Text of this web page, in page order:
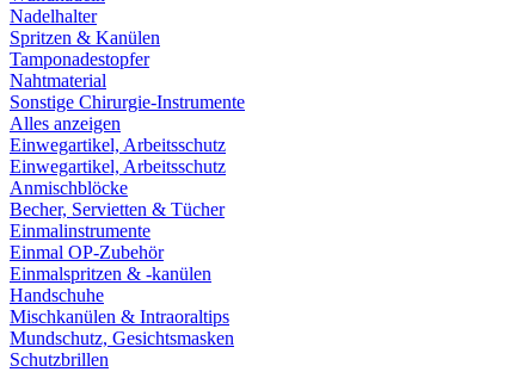
Nadelhalter
Spritzen & Kanülen
Tamponadestopfer
Nahtmaterial
Sonstige Chirurgie-Instrumente
Alles anzeigen
Einwegartikel, Arbeitsschutz
Einwegartikel, Arbeitsschutz
Anmischblöcke
Becher, Servietten & Tücher
Einmalinstrumente
Einmal OP-Zubehör
Einmalspritzen & -kanülen
Handschuhe
Mischkanülen & Intraoraltips
Mundschutz, Gesichtsmasken
Schutzbrillen